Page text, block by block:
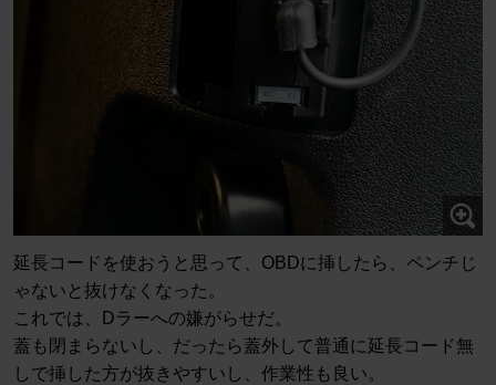
延長コードを使おうと思って、OBDに挿したら、ペンチじ
ゃないと抜けなくなった。
これでは、Dラーへの嫌がらせだ。
蓋も閉まらないし、だったら蓋外して普通に延長コード無
しで挿した方が抜きやすいし、作業性も良い。